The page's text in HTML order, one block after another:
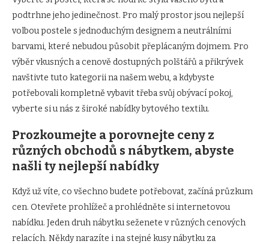
podtrhne jeho jedinečnost. Pro malý prostor jsou nejlepší
volbou postele s jednoduchým designem a neutrálními
barvami, které nebudou působit přeplácaným dojmem. Pro
výběr vkusných a cenově dostupných polštářů a přikrývek
navštivte tuto kategorii na našem webu, a kdybyste
potřebovali kompletně vybavit třeba svůj obývací pokoj,
vyberte si u nás z široké nabídky bytového textilu.
Prozkoumejte a porovnejte ceny z
různých obchodů s nábytkem, abyste
našli ty nejlepší nabídky
Když už víte, co všechno budete potřebovat, začíná průzkum
cen. Otevřete prohlížeč a prohlédněte si internetovou
nabídku. Jeden druh nábytku seženete v různých cenových
relacích. Někdy narazíte i na stejné kusy nábytku za